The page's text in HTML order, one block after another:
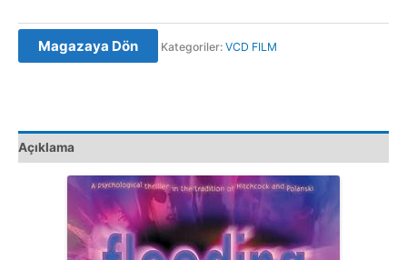
Magazaya Dön Kategoriler: VCD FILM
Açıklama